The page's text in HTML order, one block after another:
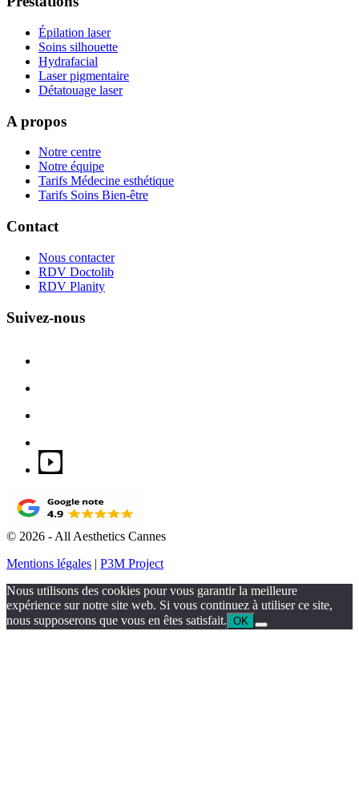
Épilation laser
Soins silhouette
Hydrafacial
Laser pigmentaire
Détatouage laser
A propos
Notre centre
Notre équipe
Tarifs Médecine esthétique
Tarifs Soins Bien-être
Contact
Nous contacter
RDV Doctolib
RDV Planity
Suivez-nous
© 2026 - All Aesthetics Cannes
Mentions légales | P3M Project
Nous utilisons des cookies pour vous garantir la meilleure
expérience sur notre site web. Si vous continuez à utiliser ce site,
nous supposerons que vous en êtes satisfait. OK